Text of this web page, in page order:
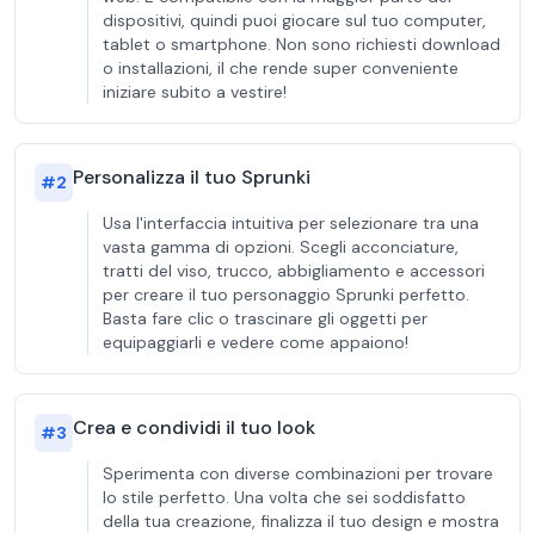
dispositivi, quindi puoi giocare sul tuo computer,
tablet o smartphone. Non sono richiesti download
o installazioni, il che rende super conveniente
iniziare subito a vestire!
#2 Personalizza il tuo Sprunki
Usa l'interfaccia intuitiva per selezionare tra una
vasta gamma di opzioni. Scegli acconciature,
tratti del viso, trucco, abbigliamento e accessori
per creare il tuo personaggio Sprunki perfetto.
Basta fare clic o trascinare gli oggetti per
equipaggiarli e vedere come appaiono!
#3 Crea e condividi il tuo look
Sperimenta con diverse combinazioni per trovare
lo stile perfetto. Una volta che sei soddisfatto
della tua creazione, finalizza il tuo design e mostra